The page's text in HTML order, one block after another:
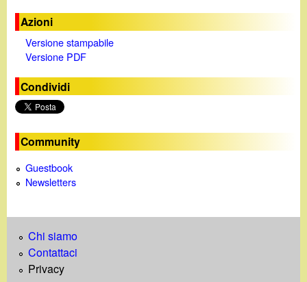
Azioni
Versione stampabile
Versione PDF
Condividi
Community
Guestbook
Newsletters
Chi siamo
Contattaci
Privacy